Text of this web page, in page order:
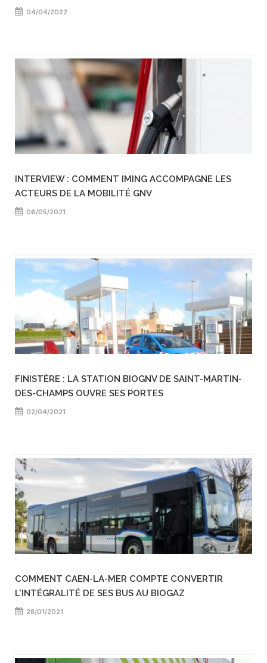
04/04/2022
INTERVIEW : COMMENT IMING ACCOMPAGNE LES
ACTEURS DE LA MOBILITÉ GNV
06/05/2021
FINISTÈRE : LA STATION BIOGNV DE SAINT-MARTIN-
DES-CHAMPS OUVRE SES PORTES
02/04/2021
COMMENT CAEN-LA-MER COMPTE CONVERTIR
L'INTÉGRALITÉ DE SES BUS AU BIOGAZ
28/01/2021